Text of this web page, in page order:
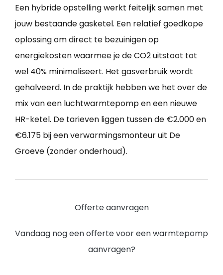
Een hybride opstelling werkt feitelijk samen met
jouw bestaande gasketel. Een relatief goedkope
oplossing om direct te bezuinigen op
energiekosten waarmee je de CO2 uitstoot tot
wel 40% minimaliseert. Het gasverbruik wordt
gehalveerd. In de praktijk hebben we het over de
mix van een luchtwarmtepomp en een nieuwe
HR-ketel. De tarieven liggen tussen de €2.000 en
€6.175 bij een verwarmingsmonteur uit De
Groeve (zonder onderhoud).
Offerte aanvragen
Vandaag nog een offerte voor een warmtepomp
aanvragen?